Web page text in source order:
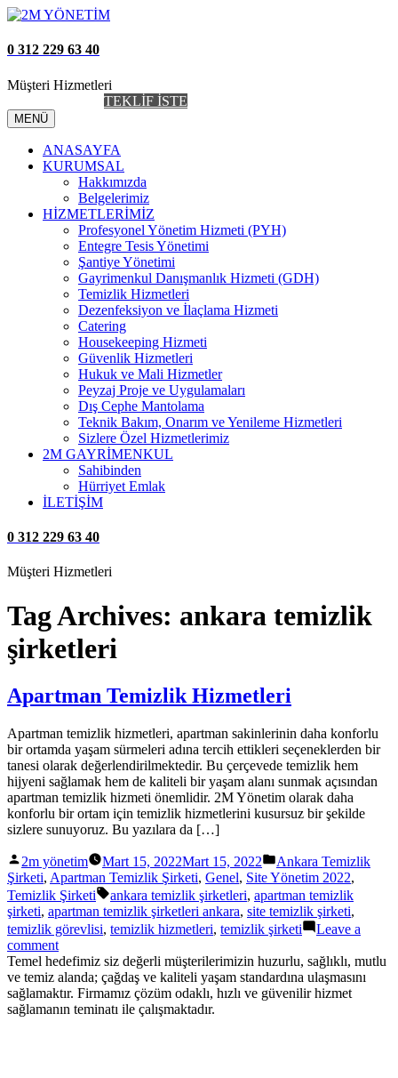
0 312 229 63 40
Müşteri Hizmetleri
TEKLİF İSTE
MENÜ
ANASAYFA
KURUMSAL
Hakkımızda
Belgelerimiz
HİZMETLERİMİZ
Profesyonel Yönetim Hizmeti (PYH)
Entegre Tesis Yönetimi
Şantiye Yönetimi
Gayrimenkul Danışmanlık Hizmeti (GDH)
Temizlik Hizmetleri
Dezenfeksiyon ve İlaçlama Hizmeti
Catering
Housekeeping Hizmeti
Güvenlik Hizmetleri
Hukuk ve Mali Hizmetler
Peyzaj Proje ve Uygulamaları
Dış Cephe Mantolama
Teknik Bakım, Onarım ve Yenileme Hizmetleri
Sizlere Özel Hizmetlerimiz
2M GAYRİMENKUL
Sahibinden
Hürriyet Emlak
İLETİŞİM
0 312 229 63 40
Müşteri Hizmetleri
Tag Archives: ankara temizlik
şirketleri
Apartman Temizlik Hizmetleri
Apartman temizlik hizmetleri, apartman sakinlerinin daha konforlu
bir ortamda yaşam sürmeleri adına tercih ettikleri seçeneklerden bir
tanesi olarak değerlendirilmektedir. Bu çerçevede temizlik hem
hijyeni sağlamak hem de kaliteli bir yaşam alanı sunmak açısından
apartman temizlik hizmeti önemlidir. 2M Yönetim olarak daha
konforlu bir ortam için temizlik hizmetlerini kusursuz bir şekilde
sizlere sunuyoruz. Bu yazılara da […]
Posted
by
2m yönetim Mart 15, 2022Mart 15, 2022
Posted
in
Ankara Temizlik
Şirketi, Apartman Temizlik Şirketi, Genel, Site Yönetim 2022,
Temizlik Şirketi
Tags:
ankara temizlik şirketleri, apartman temizlik
şirketi, apartman temizlik şirketleri ankara, site temizlik şirketi,
temizlik görevlisi, temizlik hizmetleri, temizlik şirketi
Leave a
commenton
Apartman
Temizlik
Hizmetleri
Temel hedefimiz siz değerli müşterilerimizin huzurlu, sağlıklı, mutlu
ve temiz alanda; çağdaş ve kaliteli yaşam standardına ulaşmasını
sağlamaktır. Firmamız çözüm odaklı, hızlı ve güvenilir hizmet
sağlamanın teminatı ile çalışmaktadır.